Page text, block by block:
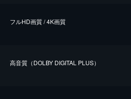
フルHD画質 / 4K画質
⾼⾳質（DOLBY DIGITAL PLUS）